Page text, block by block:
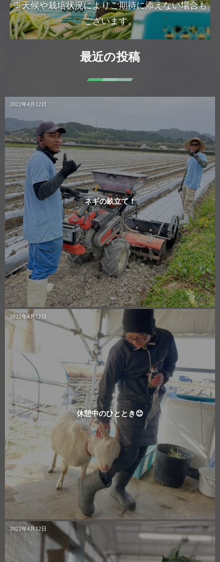
※天候や栽培状況によりご期待に添えない場合も
ございます。
最近の投稿
2022年4月12日
ネギの畝立て！
2022年4月12日
休憩中のひととき😊
2022年4月12日